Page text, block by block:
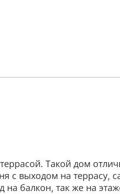
Такой дом
с выходом на террасу,
балкон, так же на